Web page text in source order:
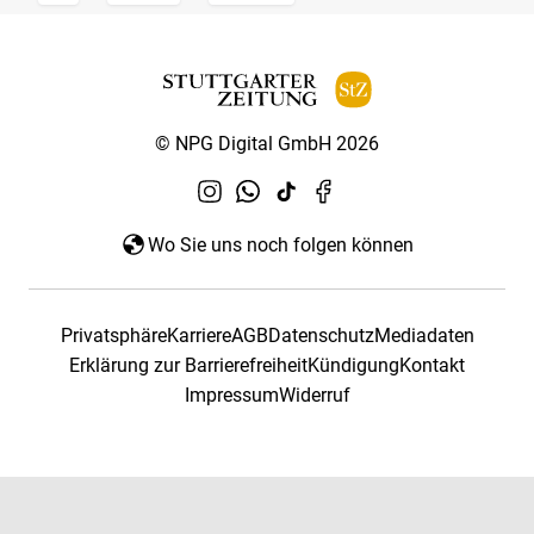
© NPG Digital GmbH 2026
Wo Sie uns noch folgen können
PrivatsphäreKarriereAGBDatenschutzMediadaten
Erklärung zur BarrierefreiheitKündigungKontakt
ImpressumWiderruf